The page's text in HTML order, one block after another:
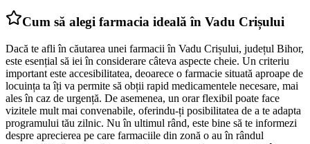
Cum să alegi farmacia ideală în Vadu Crișului
Dacă te afli în căutarea unei farmacii în Vadu Crișului, județul Bihor,
este esențial să iei în considerare câteva aspecte cheie. Un criteriu
important este accesibilitatea, deoarece o farmacie situată aproape de
locuința ta îți va permite să obții rapid medicamentele necesare, mai
ales în caz de urgență. De asemenea, un orar flexibil poate face
vizitele mult mai convenabile, oferindu-ți posibilitatea de a te adapta
programului tău zilnic. Nu în ultimul rând, este bine să te informezi
despre aprecierea pe care farmaciile din zonă o au în rândul